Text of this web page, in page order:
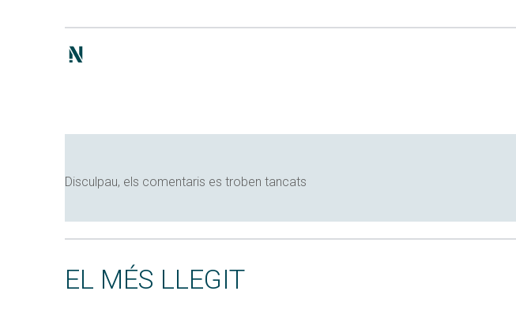
Disculpau, els comentaris es troben tancats
EL MÉS LLEGIT